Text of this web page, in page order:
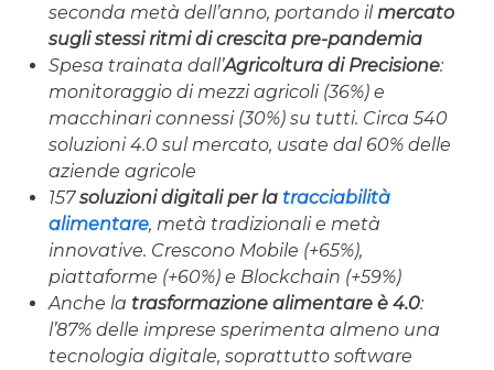
seconda metà dell’anno, portando il mercato
sugli stessi ritmi di crescita pre-pandemia
Spesa trainata dall’Agricoltura di Precisione:
monitoraggio di mezzi agricoli (36%) e
macchinari connessi (30%) su tutti. Circa 540
soluzioni 4.0 sul mercato, usate dal 60% delle
aziende agricole
157soluzioni digitali per la tracciabilità
alimentare, metà tradizionali e metà
innovative. Crescono Mobile (+65%),
piattaforme (+60%) e Blockchain (+59%)
Anche la trasformazione alimentare è 4.0:
l’87% delle imprese sperimenta almeno una
tecnologia digitale, soprattutto software